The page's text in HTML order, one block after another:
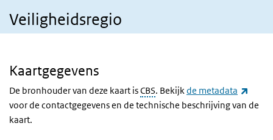
Veiligheidsregio
Kaartgegevens
De bronhouder van deze kaart isCBS. Bekijkde metadata
voor de contactgegevens en de technische beschrijving van de
kaart.